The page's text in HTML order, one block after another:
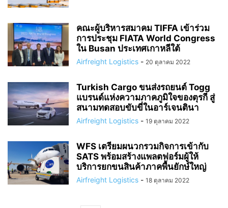
คณะผู้บริหารสมาคม TIFFA เข้าร่วม
การประชุม FIATA World Congress
ใน Busan ประเทศเกาหลีใต้
Airfreight Logistics - 20 ตุลาคม 2022
Turkish Cargo ขนส่งรถยนต์ Togg
แบรนด์แห่งความภาคภูมิใจของตุรกี สู่
สนามทดสอบขับขี่ในอาร์เจนตินา
Airfreight Logistics - 19 ตุลาคม 2022
WFS เตรียมผนวกรวมกิจการเข้ากับ
SATS พร้อมสร้างแพลตฟอร์มผู้ให้
บริการยกขนสินค้าภาคพื้นยักษ์ใหญ่
Airfreight Logistics - 18 ตุลาคม 2022